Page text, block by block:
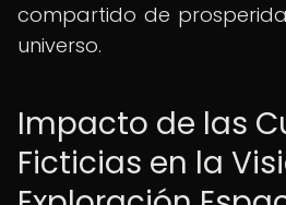
compartido de
universo.
Impacto de las
Ficticias en la